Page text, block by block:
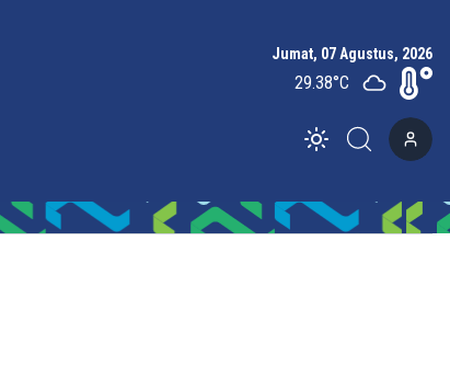
Jumat, 07 Agustus, 2026
29.38°C
Toggle theme